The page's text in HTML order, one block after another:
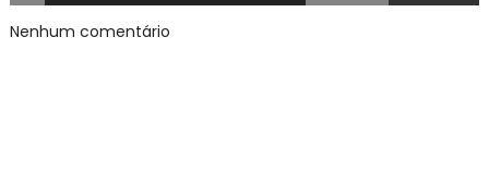
Nenhum comentário